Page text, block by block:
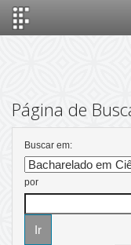
Página de
Buscar em:
por